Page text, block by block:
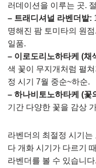
러데이션을 이루는 곳.
– 트래디셔널 라벤더밭:
명해진 팜 토미타의 원
일품.
– 이로도리노하타케 (채
색 꽃이 무지개처럼 펼
정 시기 7월 중순~하순.
– 하나비토노하타케 (꽃
기간 다양한 꽃을 감상
라벤더의 최절정 시기
다 개화 시기가 다르기
라벤더를 볼 수 있습니